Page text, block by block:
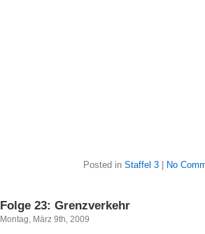
Posted in Staffel 3| No
Folge 23: Grenzverkehr
Montag, März 9th, 2009